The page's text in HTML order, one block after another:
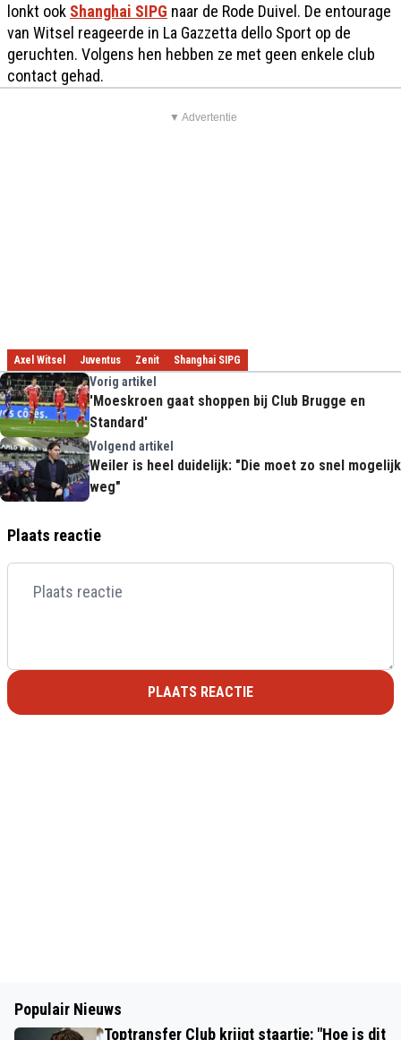
lonkt ook Shanghai SIPG naar de Rode Duivel. De entourage
van Witsel reageerde in La Gazzetta dello Sport op de
geruchten. Volgens hen hebben ze met geen enkele club
contact gehad.
▼ Advertentie
Axel Witsel Juventus Zenit Shanghai SIPG
Vorig artikel
'Moeskroen gaat shoppen bij Club Brugge en
Standard'
Volgend artikel
Weiler is heel duidelijk: "Die moet zo snel mogelijk
weg"
Plaats reactie
PLAATS REACTIE
Populair Nieuws
Toptransfer Club krijgt staartje: "Hoe is dit